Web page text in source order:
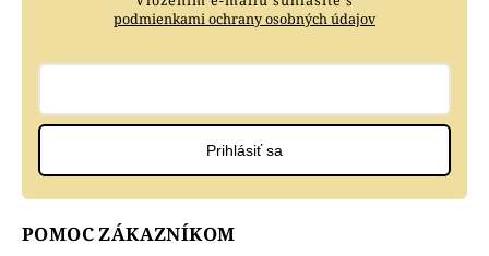
POMOC ZÁKAZNÍKOM
podmienkami ochrany osobných údajov
Prihlásiť sa